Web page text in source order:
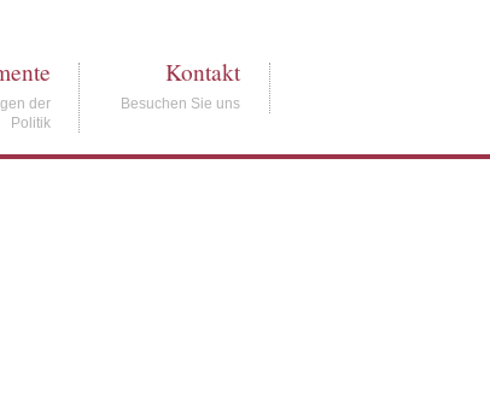
der
Politik
Kontakt
Besuchen Sie uns